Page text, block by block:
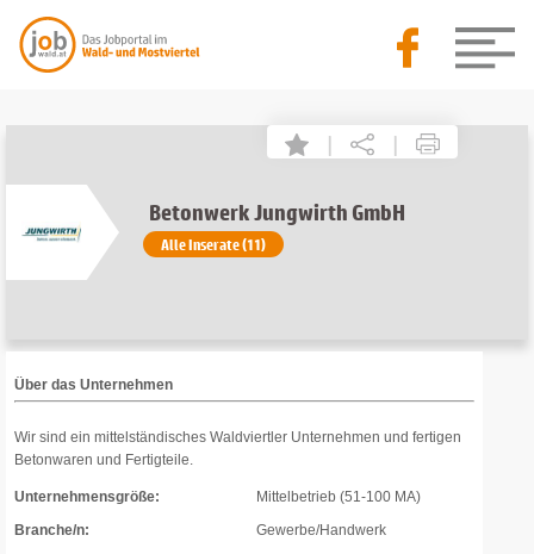
| |
Betonwerk Jungwirth GmbH
Alle Inserate (11)
Über das Unternehmen
Wir sind ein mittelständisches Waldviertler Unternehmen und fertigen
Betonwaren und Fertigteile.
Unternehmensgröße:
Mittelbetrieb (51-100 MA)
Branche/n:
Gewerbe/Handwerk